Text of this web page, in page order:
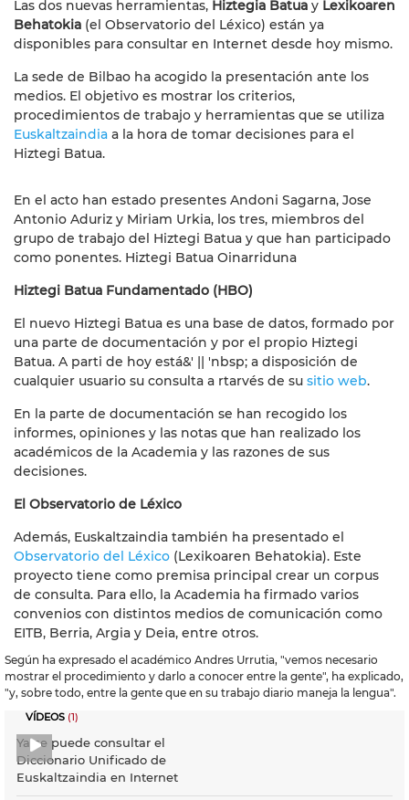
Las dos nuevas herramientas, Hiztegia Batua y Lexikoaren
Behatokia (el Observatorio del Léxico) están ya
disponibles para consultar en Internet desde hoy mismo.
La sede de Bilbao ha acogido la presentación ante los
medios. El objetivo es mostrar los criterios,
procedimientos de trabajo y herramientas que se utiliza
Euskaltzaindia a la hora de tomar decisiones para el
Hiztegi Batua.
En el acto han estado presentes Andoni Sagarna, Jose
Antonio Aduriz y Miriam Urkia, los tres, miembros del
grupo de trabajo del Hiztegi Batua y que han participado
como ponentes. Hiztegi Batua Oinarriduna
Hiztegi Batua Fundamentado (HBO)
El nuevo Hiztegi Batua es una base de datos, formado por
una parte de documentación y por el propio Hiztegi
Batua. A parti de hoy está&' || 'nbsp; a disposición de
cualquier usuario su consulta a rtarvés de su sitio web.
En la parte de documentación se han recogido los
informes, opiniones y las notas que han realizado los
académicos de la Academia y las razones de sus
decisiones.
El Observatorio de Léxico
Además, Euskaltzaindia también ha presentado el
Observatorio del Léxico (Lexikoaren Behatokia). Este
proyecto tiene como premisa principal crear un corpus
de consulta. Para ello, la Academia ha firmado varios
convenios con distintos medios de comunicación como
EITB, Berria, Argia y Deia, entre otros.
Según ha expresado el académico Andres Urrutia, "vemos necesario
mostrar el procedimiento y darlo a conocer entre la gente", ha explicado,
"y, sobre todo, entre la gente que en su trabajo diario maneja la lengua".
VÍDEOS (1)
Ya se puede consultar el
Diccionario Unificado de
Euskaltzaindia en Internet